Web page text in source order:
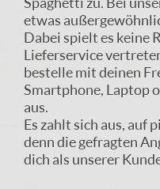
etwas
Dabei spielt es keine
Lieferservice
bestelle mit deinen
Smartphone, Laptop
aus.
Es zahlt sich aus, auf
denn die gefragten
dich als unserer